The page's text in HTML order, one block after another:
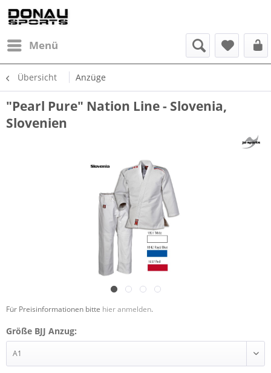
Menü
Übersicht Anzüge
"Pearl Pure" Nation Line - Slovenia,
Slovenien
Für Preisinformationen bitte hier anmelden.
Größe BJJ Anzug: